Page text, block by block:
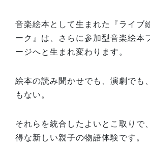
音楽絵本として生まれた『ライブ
ーク』は、さらに参加型音楽絵本
ージへと生まれ変わります。
絵本の読み聞かせでも、演劇でも
もない。
それらを統合したよいとこ取りで
得な新しい親子の物語体験です。